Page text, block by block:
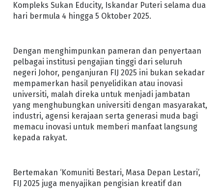
Kompleks Sukan Educity, Iskandar Puteri selama dua
hari bermula 4 hingga 5 Oktober 2025.
Dengan menghimpunkan pameran dan penyertaan
pelbagai institusi pengajian tinggi dari seluruh
negeri Johor, penganjuran FIJ 2025 ini bukan sekadar
mempamerkan hasil penyelidikan atau inovasi
universiti, malah direka untuk menjadi jambatan
yang menghubungkan universiti dengan masyarakat,
industri, agensi kerajaan serta generasi muda bagi
memacu inovasi untuk memberi manfaat langsung
kepada rakyat.
Bertemakan ‘Komuniti Bestari, Masa Depan Lestari’,
FIJ 2025 juga menyajikan pengisian kreatif dan